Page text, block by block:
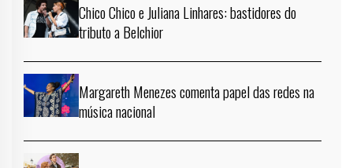
Chico Chico e Juliana Linhares: bastidores do
tributo a Belchior
Margareth Menezes comenta papel das redes na
música nacional